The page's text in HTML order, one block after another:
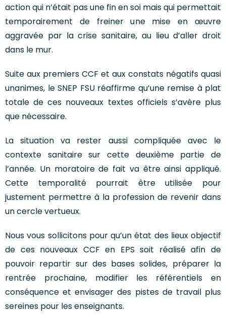
action qui n’était pas une fin en soi mais qui permettait
temporairement de freiner une mise en œuvre
aggravée par la crise sanitaire, au lieu d’aller droit
dans le mur.
Suite aux premiers CCF et aux constats négatifs quasi
unanimes, le SNEP FSU réaffirme qu’une remise à plat
totale de ces nouveaux textes officiels s’avère plus
que nécessaire.
La situation va rester aussi compliquée avec le
contexte sanitaire sur cette deuxième partie de
l’année. Un moratoire de fait va être ainsi appliqué.
Cette temporalité pourrait être utilisée pour
justement permettre à la profession de revenir dans
un cercle vertueux.
Nous vous sollicitons pour qu’un état des lieux objectif
de ces nouveaux CCF en EPS soit réalisé afin de
pouvoir repartir sur des bases solides, préparer la
rentrée prochaine, modifier les référentiels en
conséquence et envisager des pistes de travail plus
sereines pour les enseignants.